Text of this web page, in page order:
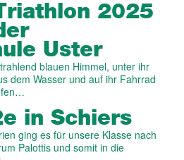
2025
Uster
blauen Himmel, unter ihr
dem Wasser und auf ihr Fahrrad
in Schiers
ging es für unsere Klasse nach
Palottis und somit in die